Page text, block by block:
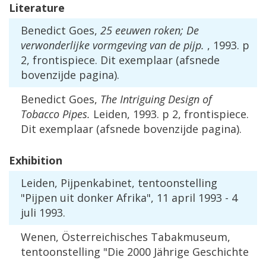
Literature
Benedict Goes, 25 eeuwen roken; De
verwonderlijke vormgeving van de pijp. , 1993. p
2, frontispiece. Dit exemplaar (afsnede
bovenzijde pagina).
Benedict Goes, The Intriguing Design of
Tobacco Pipes. Leiden, 1993. p 2, frontispiece.
Dit exemplaar (afsnede bovenzijde pagina).
Exhibition
Leiden, Pijpenkabinet, tentoonstelling
"Pijpen uit donker Afrika", 11 april 1993 - 4
juli 1993.
Wenen, Österreichisches Tabakmuseum,
tentoonstelling "Die 2000 Jährige Geschichte